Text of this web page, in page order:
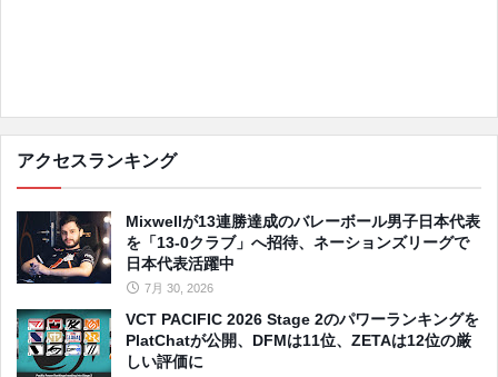
アクセスランキング
Mixwellが13連勝達成のバレーボール男子日本代表
を「13-0クラブ」へ招待、ネーションズリーグで
日本代表活躍中
7月 30, 2026
VCT PACIFIC 2026 Stage 2のパワーランキングを
PlatChatが公開、DFMは11位、ZETAは12位の厳
しい評価に